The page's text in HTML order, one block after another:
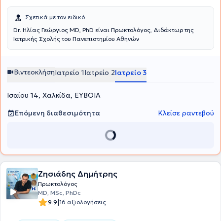
Σχετικά με τον ειδικό
Dr. Ηλίας Γεώργιος MD, PhD είναι Πρωκτολόγος, Διδάκτωρ της
Ιατρικής Σχολής του Πανεπιστημίου Αθηνών
ΒιντεοκλήσηΙατρείο 1Ιατρείο 2Ιατρείο 3
Ισαΐου 14, Χαλκίδα, ΕΥΒΟΙΑ
Επόμενη διαθεσιμότητα
Κλείσε ραντεβού
Ζησιάδης Δημήτρης
Πρωκτολόγος
MD, MSc, PhDc
9.9|16 αξιολογήσεις